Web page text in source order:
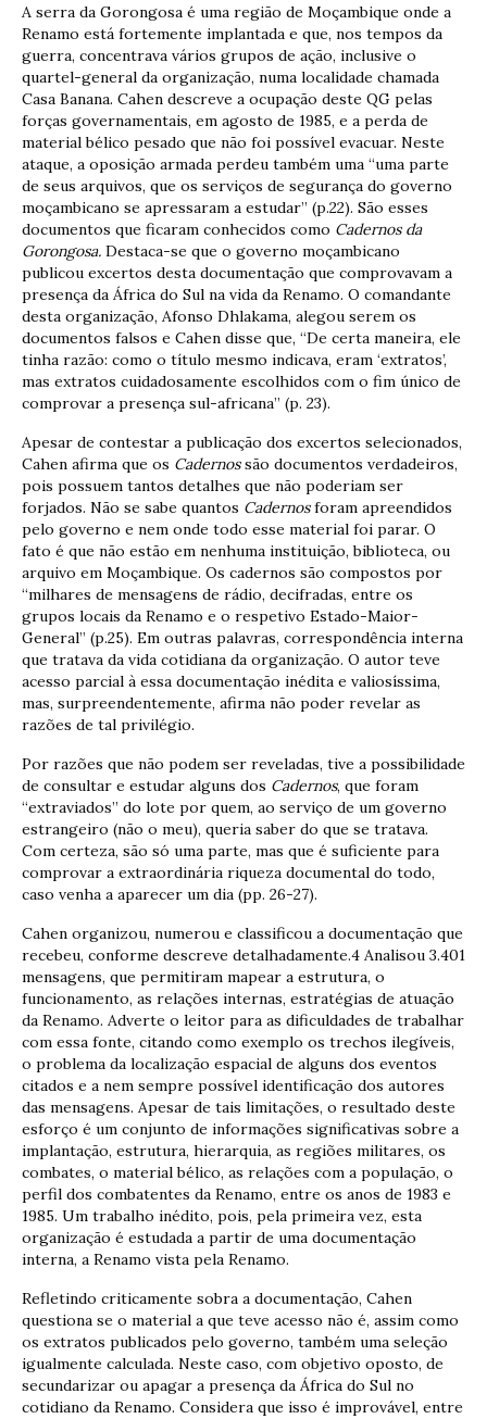
A serra da Gorongosa é uma região de Moçambique onde a
Renamo está fortemente implantada e que, nos tempos da
guerra, concentrava vários grupos de ação, inclusive o
quartel-general da organização, numa localidade chamada
Casa Banana. Cahen descreve a ocupação deste QG pelas
forças governamentais, em agosto de 1985, e a perda de
material bélico pesado que não foi possível evacuar. Neste
ataque, a oposição armada perdeu também uma “uma parte
de seus arquivos, que os serviços de segurança do governo
moçambicano se apressaram a estudar” (p.22). São esses
documentos que ficaram conhecidos como Cadernos da
Gorongosa. Destaca-se que o governo moçambicano
publicou excertos desta documentação que comprovavam a
presença da África do Sul na vida da Renamo. O comandante
desta organização, Afonso Dhlakama, alegou serem os
documentos falsos e Cahen disse que, “De certa maneira, ele
tinha razão: como o título mesmo indicava, eram ‘extratos’,
mas extratos cuidadosamente escolhidos com o fim único de
comprovar a presença sul-africana” (p. 23).
Apesar de contestar a publicação dos excertos selecionados,
Cahen afirma que os Cadernossão documentos verdadeiros,
pois possuem tantos detalhes que não poderiam ser
forjados. Não se sabe quantos Cadernosforam apreendidos
pelo governo e nem onde todo esse material foi parar. O
fato é que não estão em nenhuma instituição, biblioteca, ou
arquivo em Moçambique. Os cadernos são compostos por
“milhares de mensagens de rádio, decifradas, entre os
grupos locais da Renamo e o respetivo Estado-Maior-
General” (p.25). Em outras palavras, correspondência interna
que tratava da vida cotidiana da organização. O autor teve
acesso parcial à essa documentação inédita e valiosíssima,
mas, surpreendentemente, afirma não poder revelar as
razões de tal privilégio.
Por razões que não podem ser reveladas, tive a possibilidade
de consultar e estudar alguns dos Cadernos, que foram
“extraviados” do lote por quem, ao serviço de um governo
estrangeiro (não o meu), queria saber do que se tratava.
Com certeza, são só uma parte, mas que é suficiente para
comprovar a extraordinária riqueza documental do todo,
caso venha a aparecer um dia (pp. 26-27).
Cahen organizou, numerou e classificou a documentação que
recebeu, conforme descreve detalhadamente.4 Analisou 3.401
mensagens, que permitiram mapear a estrutura, o
funcionamento, as relações internas, estratégias de atuação
da Renamo. Adverte o leitor para as dificuldades de trabalhar
com essa fonte, citando como exemplo os trechos ilegíveis,
o problema da localização espacial de alguns dos eventos
citados e a nem sempre possível identificação dos autores
das mensagens. Apesar de tais limitações, o resultado deste
esforço é um conjunto de informações significativas sobre a
implantação, estrutura, hierarquia, as regiões militares, os
combates, o material bélico, as relações com a população, o
perfil dos combatentes da Renamo, entre os anos de 1983 e
1985. Um trabalho inédito, pois, pela primeira vez, esta
organização é estudada a partir de uma documentação
interna, a Renamo vista pela Renamo.
Refletindo criticamente sobra a documentação, Cahen
questiona se o material a que teve acesso não é, assim como
os extratos publicados pelo governo, também uma seleção
igualmente calculada. Neste caso, com objetivo oposto, de
secundarizar ou apagar a presença da África do Sul no
cotidiano da Renamo. Considera que isso é improvável, entre